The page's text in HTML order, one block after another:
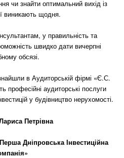
чи знайти оптимальний вихід із
виникають щодня.
у правильність та
швидко дати вичерпні
обсязі.
в Аудиторській фірмі «Є.С.
професійні аудиторські послуги
у будівництво нерухомості.
Петрівна
Дніпровська Інвестиційна